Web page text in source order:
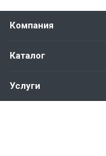
Компания
Каталог
Услуги